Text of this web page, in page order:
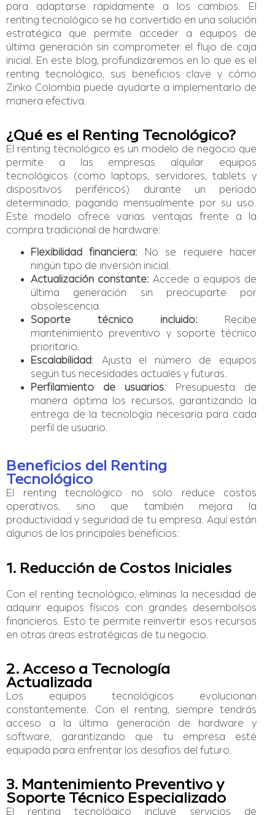
para adaptarse rápidamente a los cambios. El
renting tecnológico se ha convertido en una solución
estratégica que permite acceder a equipos de
última generación sin comprometer el flujo de caja
inicial. En este blog, profundizaremos en lo que es el
renting tecnológico, sus beneficios clave y cómo
Zinko Colombia puede ayudarte a implementarlo de
manera efectiva.
¿Qué es el Renting Tecnológico?
El renting tecnológico es un modelo de negocio que
permite a las empresas alquilar equipos
tecnológicos (como laptops, servidores, tablets y
dispositivos periféricos) durante un período
determinado, pagando mensualmente por su uso.
Este modelo ofrece varias ventajas frente a la
compra tradicional de hardware:
Flexibilidad financiera: No se requiere hacer
ningún tipo de inversión inicial.
Actualización constante: Accede a equipos de
última generación sin preocuparte por
obsolescencia.
Soporte técnico incluido: Recibe
mantenimiento preventivo y soporte técnico
prioritario.
Escalabilidad: Ajusta el número de equipos
según tus necesidades actuales y futuras.
Perfilamiento de usuarios: Presupuesta de
manera óptima los recursos, garantizando la
entrega de la tecnología necesaria para cada
perfil de usuario.
Beneficios del Renting
Tecnológico
El renting tecnológico no solo reduce costos
operativos, sino que también mejora la
productividad y seguridad de tu empresa. Aquí están
algunos de los principales beneficios:
1. Reducción de Costos Iniciales
Con el renting tecnológico, eliminas la necesidad de
adquirir equipos físicos con grandes desembolsos
financieros. Esto te permite reinvertir esos recursos
en otras áreas estratégicas de tu negocio.
2. Acceso a Tecnología
Actualizada
Los equipos tecnológicos evolucionan
constantemente. Con el renting, siempre tendrás
acceso a la última generación de hardware y
software, garantizando que tu empresa esté
equipada para enfrentar los desafíos del futuro.
3. Mantenimiento Preventivo y
Soporte Técnico Especializado
El renting tecnológico incluye servicios de